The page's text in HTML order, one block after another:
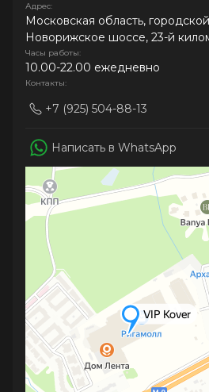
Адрес:
Московская область,
Новорижское шоссе, 23-й
Часы работы:
10.00-22.00 ежедневно
Контакты:
+7 (925) 504-88-13
Написать в WhatsApp